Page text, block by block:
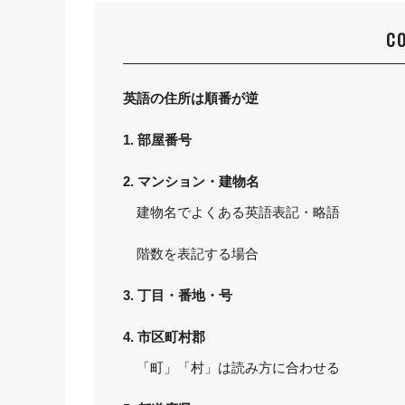
英語の住所は順番が逆
1. 部屋番号
2. マンション・建物名
建物名でよくある英語表記・略語
階数を表記する場合
3. 丁目・番地・号
4. 市区町村郡
「町」「村」は読み方に合わせる